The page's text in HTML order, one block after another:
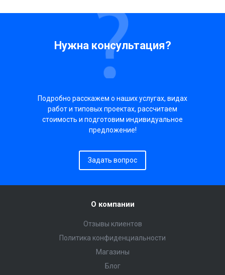
Нужна консультация?
Подробно расскажем о наших услугах, видах
работ и типовых проектах, рассчитаем
стоимость и подготовим индивидуальное
предложение!
Задать вопрос
О компании
Отзывы клиентов
Политика конфиденциальности
Магазины
Блог